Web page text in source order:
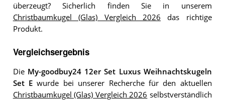
überzeugt? Sicherlich finden Sie in unserem
Christbaumkugel (Glas) Vergleich 2026 das richtige
Produkt.
Vergleichsergebnis
Die My-goodbuy24 12er Set Luxus Weihnachtskugeln
Set E wurde bei unserer Recherche für den aktuellen
Christbaumkugel (Glas) Vergleich 2026 selbstverständlich